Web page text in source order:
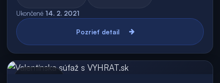
Ukončené 14. 2. 2021
Pozrieť detail